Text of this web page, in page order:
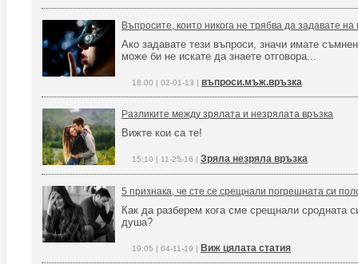
Въпросите, които никога не трябва да задавате
Ако задавате тези въпроси, значи имате
може би не искате да знаете отговора...
18:00 | 02-01-13 | въпроси.мъж.връзка
Разликите между зрялата и незрялата връзка
Вижте кои са тe!
15:10 | 11-25-16 | Зряла незряла връзка
5 признака, че сте се срещнали погрешната си
Как да разберем кога сме срещнали сродната
душа?
19:05 | 04-11-19 | Виж цялата статия